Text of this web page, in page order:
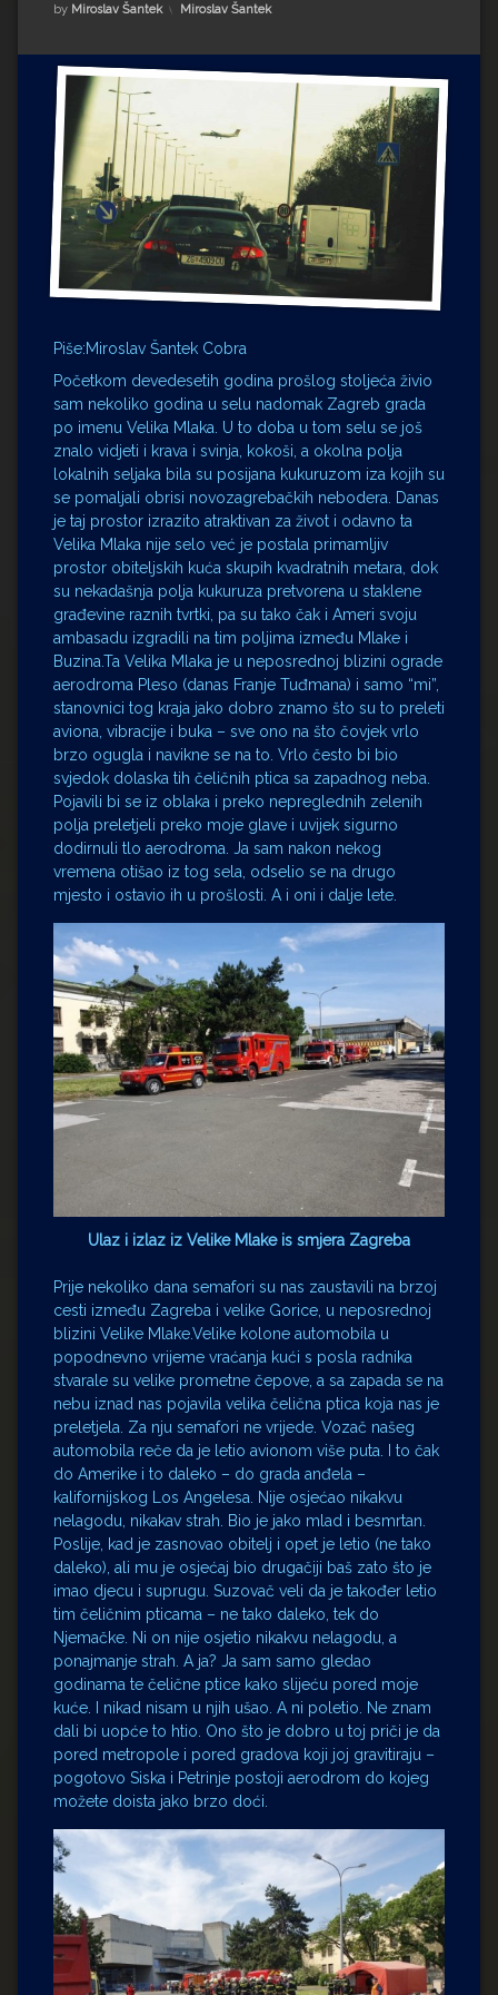
Impressum
Milenko Strižak
Drugi autori
Drugi autori
Matea Andrić
Ljiljana Lekanić-Kljaić
Željko Krznarić
Mario Lovreković
by Miroslav Šantek Kategorije:
Miroslav Šantek
Piše:Miroslav Šantek Cobra
Početkom devedesetih godina prošlog stoljeća živio
sam nekoliko godina u selu nadomak Zagreb grada
po imenu Velika Mlaka. U to doba u tom selu se još
znalo vidjeti i krava i svinja, kokoši, a okolna polja
lokalnih seljaka bila su posijana kukuruzom iza kojih su
se pomaljali obrisi novozagrebačkih nebodera. Danas
je taj prostor izrazito atraktivan za život i odavno ta
Velika Mlaka nije selo već je postala primamljiv
prostor obiteljskih kuća skupih kvadratnih metara, dok
su nekadašnja polja kukuruza pretvorena u staklene
građevine raznih tvrtki, pa su tako čak i Ameri svoju
ambasadu izgradili na tim poljima između Mlake i
Buzina.Ta Velika Mlaka je u neposrednoj blizini ograde
aerodroma Pleso (danas Franje Tuđmana) i samo “mi”,
stanovnici tog kraja jako dobro znamo što su to preleti
aviona, vibracije i buka – sve ono na što čovjek vrlo
brzo ogugla i navikne se na to. Vrlo često bi bio
svjedok dolaska tih čeličnih ptica sa zapadnog neba.
Pojavili bi se iz oblaka i preko nepreglednih zelenih
polja preletjeli preko moje glave i uvijek sigurno
dodirnuli tlo aerodroma. Ja sam nakon nekog
vremena otišao iz tog sela, odselio se na drugo
mjesto i ostavio ih u prošlosti. A i oni i dalje lete.
Ulaz i izlaz iz Velike Mlake is smjera Zagreba
Prije nekoliko dana semafori su nas zaustavili na brzoj
cesti između Zagreba i velike Gorice, u neposrednoj
blizini Velike Mlake.Velike kolone automobila u
popodnevno vrijeme vraćanja kući s posla radnika
stvarale su velike prometne čepove, a sa zapada se na
nebu iznad nas pojavila velika čelična ptica koja nas je
preletjela. Za nju semafori ne vrijede. Vozač našeg
automobila reče da je letio avionom više puta. I to čak
do Amerike i to daleko – do grada anđela –
kalifornijskog Los Angelesa. Nije osjećao nikakvu
nelagodu, nikakav strah. Bio je jako mlad i besmrtan.
Poslije, kad je zasnovao obitelj i opet je letio (ne tako
daleko), ali mu je osjećaj bio drugačiji baš zato što je
imao djecu i suprugu. Suzovač veli da je također letio
tim čeličnim pticama – ne tako daleko, tek do
Njemačke. Ni on nije osjetio nikakvu nelagodu, a
ponajmanje strah. A ja? Ja sam samo gledao
godinama te čelične ptice kako slijeću pored moje
kuće. I nikad nisam u njih ušao. A ni poletio. Ne znam
dali bi uopće to htio. Ono što je dobro u toj priči je da
pored metropole i pored gradova koji joj gravitiraju –
pogotovo Siska i Petrinje postoji aerodrom do kojeg
možete doista jako brzo doći.